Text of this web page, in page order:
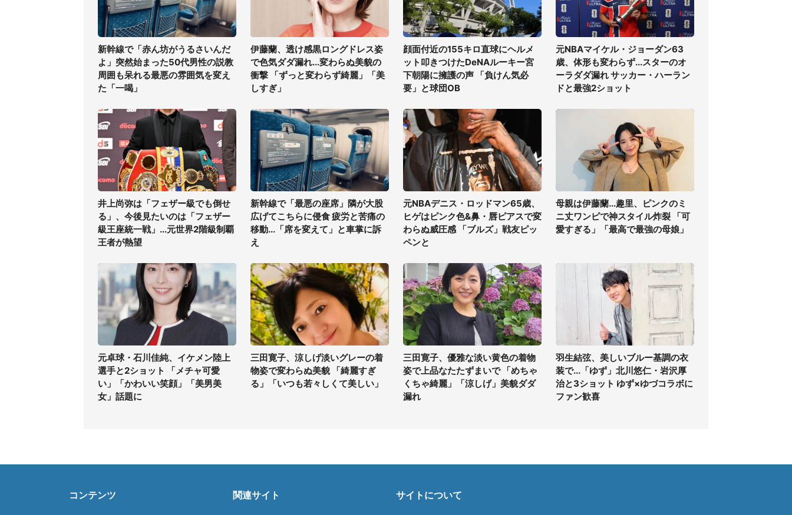
新幹線で「赤ん坊がうるさいんだ
よ」突然始まった50代男性の説教
周囲も呆れる最悪の雰囲気を変え
た「一喝」
伊藤蘭、透け感黒ロングドレス姿
で色気ダダ漏れ...変わらぬ美貌の
衝撃 「ずっと変わらず綺麗」「美
しすぎ」
顔面付近の155キロ直球にヘルメ
ット叩きつけたDeNAルーキー宮
下朝陽に擁護の声 「負けん気必
要」と球団OB
元NBAマイケル・ジョーダン63
歳、体形も変わらず...スターのオ
ーラダダ漏れ サッカー・ハーラン
ドと最強2ショット
井上尚弥は「フェザー級でも倒せ
る」、今後見たいのは「フェザー
級王座統一戦」...元世界2階級制覇
王者が熱望
新幹線で「最悪の座席」隣が大股
広げてこちらに侵食 疲労と苦痛の
移動...「席を変えて」と車掌に訴
え
元NBAデニス・ロッドマン65歳、
ヒゲはピンク色&鼻・唇ピアスで変
わらぬ威圧感 「ブルズ」戦友ピッ
ペンと
母親は伊藤蘭...趣里、ピンクのミ
ニ丈ワンピで神スタイル炸裂 「可
愛すぎる」「最高で最強の母娘」
元卓球・石川佳純、イケメン陸上
選手と2ショット 「メチャ可愛
い」「かわいい笑顔」「美男美
女」話題に
三田寛子、涼しげ淡いグレーの着
物姿で変わらぬ美貌 「綺麗すぎ
る」「いつも若々しくて美しい」
三田寛子、優雅な淡い黄色の着物
姿で上品なたたずまいで 「めちゃ
くちゃ綺麗」「涼しげ」美貌ダダ
漏れ
羽生結弦、美しいブルー基調の衣
装で...「ゆず」北川悠仁・岩沢厚
治と3ショット ゆず×ゆづコラボに
ファン歓喜
コンテンツ 関連サイト サイトについて